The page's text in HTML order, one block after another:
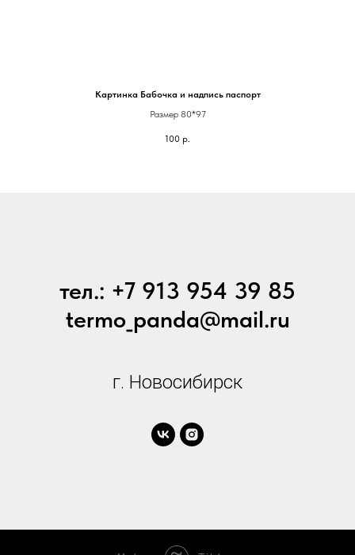
Картинка Бабочка и надпись паспорт
Размер 80*97
100 р.
тел.: +7 913 954 39 85
termo_panda@mail.ru
г. Новосибирск